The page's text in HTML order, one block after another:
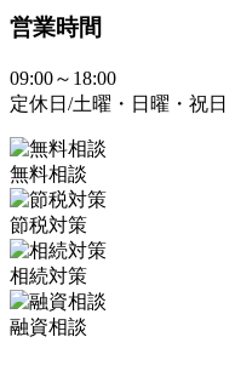
営業時間
09:00～18:00
定休日/土曜・日曜・祝日
無料相談
節税対策
相続対策
融資相談